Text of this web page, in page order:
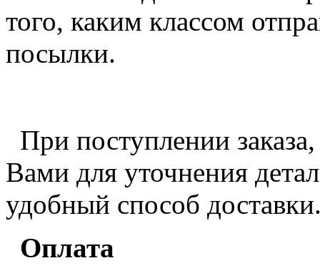
того, каким классом
посылки.
При поступлении
Вами для уточнения
удобный способ
Оплата